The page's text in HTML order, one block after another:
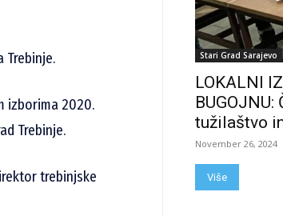
Trebinje.
izborima 2020.
Trebinje.
trebinjske
Stari Grad Sarajevo
LOKALNI
BUGOJNU:
tužilaštvo
November 26, 2024
Više